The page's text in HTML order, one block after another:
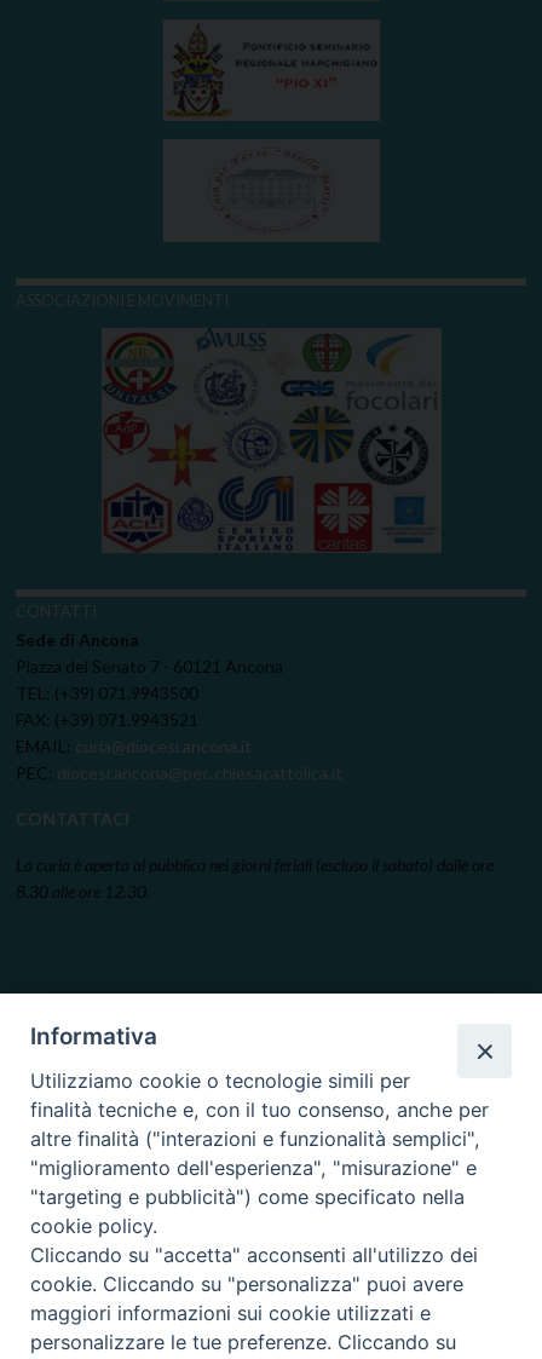
ASSOCIAZIONI E MOVIMENTI
CONTATTI
Sede di Ancona
Piazza del Senato 7 - 60121 Ancona
TEL: (+39) 071.9943500
FAX: (+39) 071.9943521
EMAIL: curia@diocesi.ancona.it
PEC: diocesi.ancona@pec.chiesacattolica.it
CONTATTACI
La curia è aperta al pubblico nei giorni feriali (escluso il sabato) dalle ore
8.30 alle ore 12.30.
Informativa
Utilizziamo cookie o tecnologie simili per
finalità tecniche e, con il tuo consenso, anche per
altre finalità ("interazioni e funzionalità semplici",
"miglioramento dell'esperienza", "misurazione" e
"targeting e pubblicità") come specificato nella
cookie policy.
Cliccando su "accetta" acconsenti all'utilizzo dei
cookie. Cliccando su "personalizza" puoi avere
maggiori informazioni sui cookie utilizzati e
personalizzare le tue preferenze. Cliccando su